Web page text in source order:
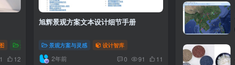
景观方案与灵感 设计智库
12
旭辉景观方案文本设计细节手册
景观方案与灵感 设计智库
2年前 0 91 11